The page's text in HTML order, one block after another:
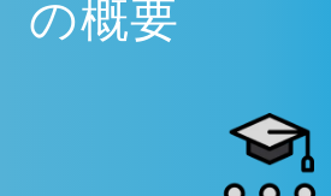
の概要